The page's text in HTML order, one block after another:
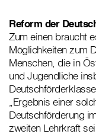
Reform der
Zum einen braucht
Möglichkeiten zum
Menschen, die in
und Jugendliche
„Ergebnis einer
Deutschförderung
zweiten Lehrkraft